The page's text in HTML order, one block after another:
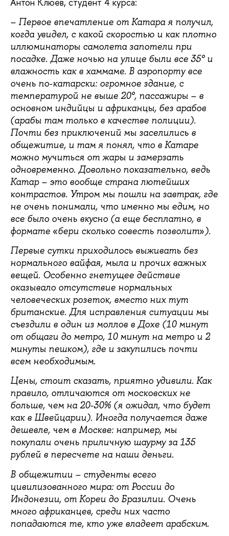
– Первое впечатление от Катара я получил,
когда увидел, с какой скоростью и как плотно
иллюминаторы самолета запотели при
посадке. Даже ночью на улице были все 35° и
влажность как в хаммаме. В аэропорту все
очень по-катарски: огромное здание, с
температурой не выше 20°, пассажиры – в
основном индийцы и африканцы, без арабов
(арабы там только в качестве полиции).
Почти без приключений мы заселились в
общежитие, и там я понял, что в Катаре
можно мучиться от жары и замерзать
одновременно. Довольно показательно, ведь
Катар – это вообще страна лютейших
контрастов. Утром мы пошли на завтрак, где
не очень понимали, что именно мы едим, но
все было очень вкусно (а еще бесплатно, в
формате «бери сколько совесть позволит»).
Первые сутки приходилось выживать без
нормального вайфая, мыла и прочих важных
вещей. Особенно гнетущее действие
оказывало отсутствие нормальных
человеческих розеток, вместо них тут
британские. Для исправления ситуации мы
съездили в один из моллов в Дохе (10 минут
от общаги до метро, 10 минут на метро и 2
минуты пешком), где и закупились почти
всем необходимым.
Цены, стоит сказать, приятно удивили. Как
правило, отличаются от московских не
больше, чем на 20-30% (я ожидал, что будет
как в Швейцарии). Иногда получается даже
дешевле, чем в Москве: например, мы
покупали очень приличную шаурму за 135
рублей в пересчете на наши деньги.
В общежитии – студенты всего
цивилизованного мира: от России до
Индонезии, от Кореи до Бразилии. Очень
много африканцев, среди них часто
попадаются те, кто уже владеет арабским.